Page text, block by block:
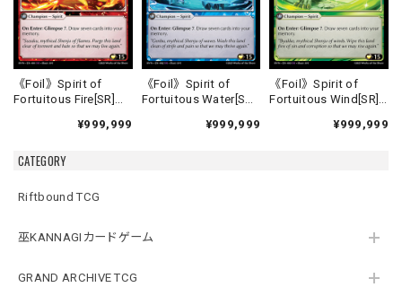
CATEGORY
Riftbound TCG
巫KANNAGIカードゲーム
GRAND ARCHIVE TCG
《Foil》Spirit of
Fortuitous Fire[SR]
¥999,999
《Foil》Spirit of
Fortuitous Water[SR]
¥999,999
《Foil》Spirit of
Fortuitous Wind[SR]
¥999,999